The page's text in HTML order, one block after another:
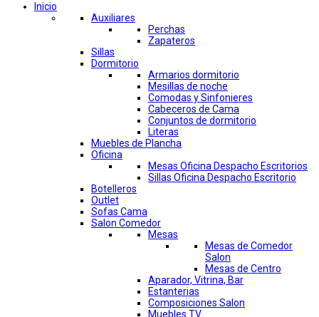
Inicio
Auxiliares
Perchas
Zapateros
Sillas
Dormitorio
Armarios dormitorio
Mesillas de noche
Comodas y Sinfonieres
Cabeceros de Cama
Conjuntos de dormitorio
Literas
Muebles de Plancha
Oficina
Mesas Oficina Despacho Escritorios
Sillas Oficina Despacho Escritorio
Botelleros
Outlet
Sofas Cama
Salon Comedor
Mesas
Mesas de Comedor
Salon
Mesas de Centro
Aparador, Vitrina, Bar
Estanterias
Composiciones Salon
Muebles TV